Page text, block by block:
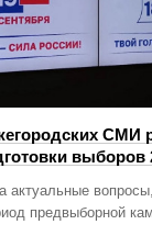
СМИ
выборов
актуальные
предвыборной